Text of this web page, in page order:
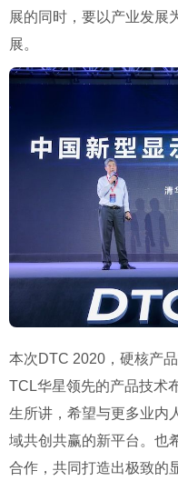
展的同时，要以产业发展
展。
本次DTC 2020 ，硬核产
TCL华星领先的产品技术
生所讲，希望与更多业内
域共创共赢的新平台。也
合作，共同打造出极致的